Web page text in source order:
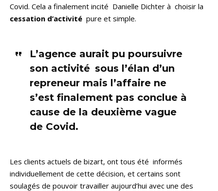
Covid. Cela a finalement incité Danielle Dichter à choisir la
cessation d’activité pure et simple.
L’agence aurait pu poursuivre
son activité sous l’élan d’un
repreneur mais l’affaire ne
s’est finalement pas conclue à
cause de la deuxième vague
de Covid.
Les clients actuels de bizart, ont tous été informés
individuellement de cette décision, et certains sont
soulagés de pouvoir travailler aujourd’hui avec une des